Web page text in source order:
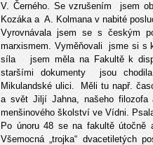
V. Černého. Se vzrušením jsem
Kozáka a A. Kolmana v nabité
Vyrovnávala jsem se s českým
marxismem. Vyměňovali jsme si s
síla jsem měla na Fakultě k
staršími dokumenty jsou
Mikulandské ulici. Měli tu např.
a svět Jiljí Jahna, našeho filozofa
menšinového školství ve Vídni.
Po únoru 48 se na fakultě útočně
Všemocná „trojka“ dvacetiletých